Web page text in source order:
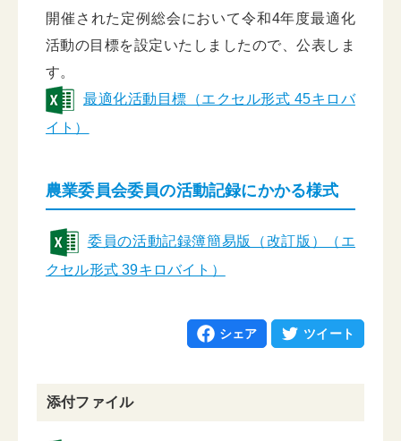
開催された定例総会において令和4年度最適化
活動の目標を設定いたしましたので、公表しま
す。
最適化活動目標（エクセル形式 45キロバ
イト）
農業委員会委員の活動記録にかかる様式
委員の活動記録簿簡易版（改訂版）（エ
クセル形式 39キロバイト）
シェア ツイート
添付ファイル